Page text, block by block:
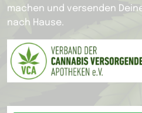
machen und versenden
nach Hause.